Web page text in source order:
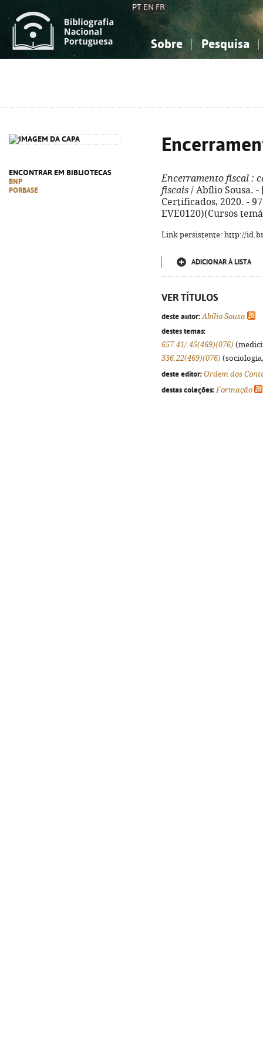
PT EN FR
Sobre Pesquisa
ENCONTRAR EM BIBLIOTECAS
BNP
PORBASE
Encerramento fiscal :
fiscais / Abílio Sousa.
Certificados, 2020. -
EVE0120)(Cursos
Link persistente: http://
ADICIONAR À LISTA
VER TÍTULOS
deste autor: Abílio Sousa
destes temas:
657.41/.45(469)(076)
336.22(469)(076)
deste editor: Ordem dos
destas coleções: Formação